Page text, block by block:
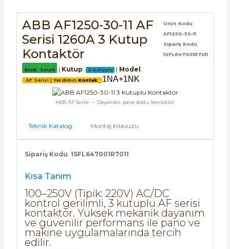
- UPS
Kesiciler
Şalterleri
Yol Vericiler
SIMATIC TIA PORTAL HMI Yazılımları
SIMOTION Hareket Kontrol Üniteleri
ABB AF1250-30-11 AF
Serisi 1260A 3 Kutup
Kontaktör
Stok: Sınırlı | Kutup: 3 Kutuplu | Model:
AF Serisi | Yardımcı Kontak: 1NA+1NK
Ürün Kodu:
AF1250-30-11
Sipariş Kodu:
1SFL647001R7011
ABB AF Serisi — Dayanıklı, pano dostu kontaktör
Teknik Katalog Montaj Kılavuzu
Sipariş Kodu: 1SFL647001R7011
Kısa Tanım
100–250V (Tipik: 220V) AC/DC
kontrol gerilimli, 3 kutuplu AF serisi
kontaktör. Yüksek mekanik dayanım
ve güvenilir performans ile pano ve
makine uygulamalarında tercih
edilir.